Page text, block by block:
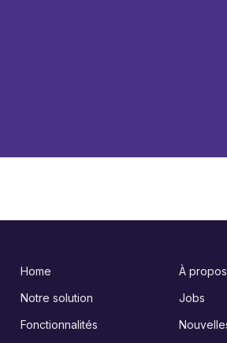
Home
Notre solution
Fonctionnalités
À
Jobs